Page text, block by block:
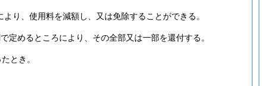
り、使用料を減額し、又は免除することができる。
定めるところにより、その全部又は一部を還付する。
とき。